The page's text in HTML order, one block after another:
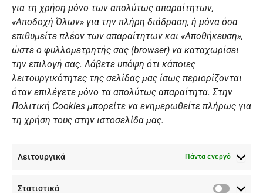
για τη χρήση μόνο των απολύτως απαραίτητων,
«Αποδοχή Όλων» για την πλήρη διάδραση, ή μόνα όσα
επιθυμείτε πλέον των απαραίτητων και «Αποθήκευση»,
ώστε ο φυλλομετρητής σας (browser) να καταχωρίσει
την επιλογή σας. Λάβετε υπόψη ότι κάποιες
λειτουργικότητες της σελίδας μας ίσως περιορίζονται
όταν επιλέγετε μόνο τα απολύτως απαραίτητα. Στην
Πολιτική Cookies μπορείτε να ενημερωθείτε πλήρως για
τη χρήση τους στην ιστοσελίδα μας.
Λειτουργικά Πάντα ενεργό
Στατιστικά
Χορηγοί
Summer Camp
ΠΡΟΣΩΠΙΚΑ ΔΕΔΟΜΕΝΑ
Πολιτική Ιστοσελίδας
Πολιτική Cookies Iστοσελίδας
Γενική Πολιτική ΝΟΒ
Ενημέρωση Summer Camp